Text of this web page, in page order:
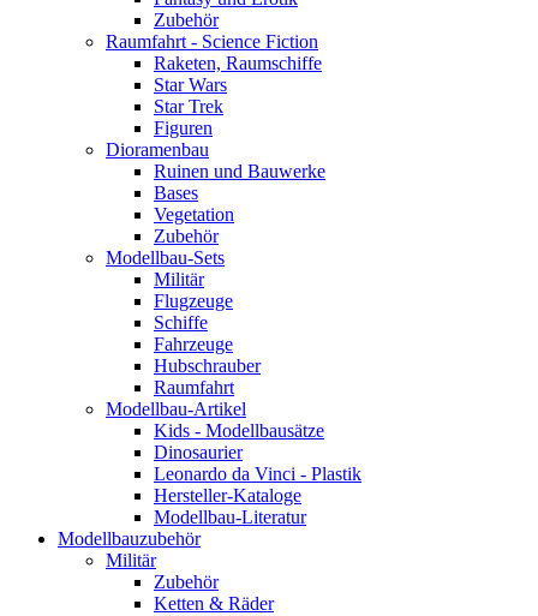
Zubehör
Raumfahrt - Science Fiction
Raketen, Raumschiffe
Star Wars
Star Trek
Figuren
Dioramenbau
Ruinen und Bauwerke
Bases
Vegetation
Zubehör
Modellbau-Sets
Militär
Flugzeuge
Schiffe
Fahrzeuge
Hubschrauber
Raumfahrt
Modellbau-Artikel
Kids - Modellbausätze
Dinosaurier
Leonardo da Vinci - Plastik
Hersteller-Kataloge
Modellbau-Literatur
Modellbauzubehör
Militär
Zubehör
Ketten & Räder